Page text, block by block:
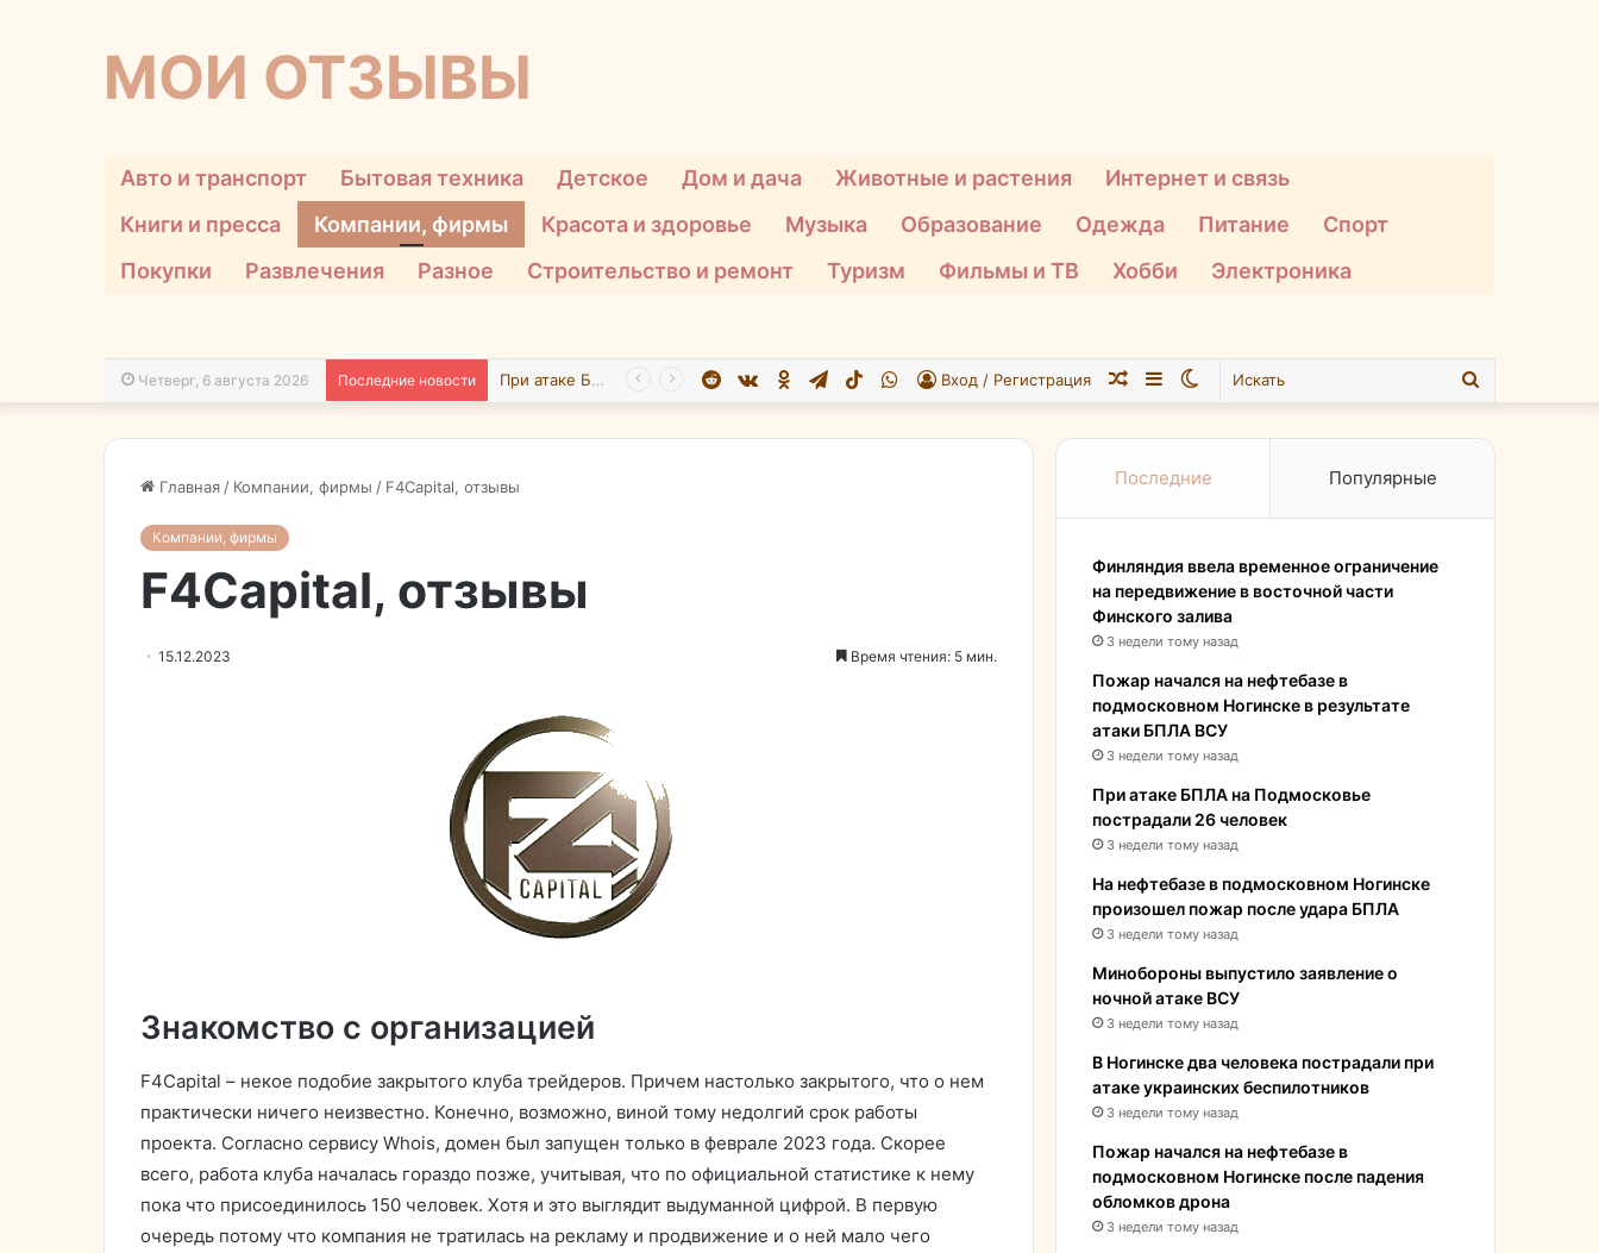
МОИ ОТЗЫВЫ
Авто и транспорт Бытовая техника Детское Дом и дача Животные и растения
Интернет и связь
Книги и пресса
Компании, фирмы Красота и здоровье Музыка Образование Одежда Питание
Спорт
Покупки
Развлечения Разное Строительство и ремонт Туризм Фильмы и ТВ Хобби Электроника
Четверг, 6 августа 2026 Последние новости При атаке БПЛА на Подмосковье пострадали 26 человек Искать
Switch
Sidebar
Случайная
Вход / Регистрация
WhatsApp
TikTok
Telegram
Одноклассники
vk.com
Reddit
Главная / Компании, фирмы / F4Capital, отзывы
Компании, фирмы
F4Capital, отзывы
15.12.2023 Время чтения: 5 мин.
Знакомство с организацией
F4Capital – некое подобие закрытого клуба трейдеров. Причем настолько закрытого, что о нем
практически ничего неизвестно. Конечно, возможно, виной тому недолгий срок работы
проекта. Согласно сервису Whois, домен был запущен только в феврале 2023 года. Скорее
всего, работа клуба началась гораздо позже, учитывая, что по официальной статистике к нему
пока что присоединилось 150 человек. Хотя и это выглядит выдуманной цифрой. В первую
очередь потому что компания не тратилась на рекламу и продвижение и о ней мало чего
Последние Популярные
Финляндия ввела временное ограничение
на передвижение в восточной части
Финского залива
3 недели тому назад
Пожар начался на нефтебазе в
подмосковном Ногинске в результате
атаки БПЛА ВСУ
3 недели тому назад
При атаке БПЛА на Подмосковье
пострадали 26 человек
3 недели тому назад
На нефтебазе в подмосковном Ногинске
произошел пожар после удара БПЛА
3 недели тому назад
Минобороны выпустило заявление о
ночной атаке ВСУ
3 недели тому назад
В Ногинске два человека пострадали при
атаке украинских беспилотников
3 недели тому назад
Пожар начался на нефтебазе в
подмосковном Ногинске после падения
обломков дрона
3 недели тому назад